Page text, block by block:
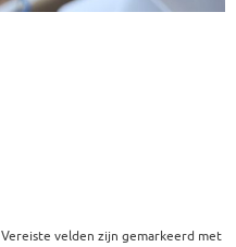
Vereiste velden zijn gemarkeerd met